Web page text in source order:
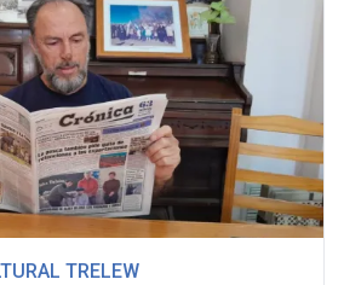
TRELEW